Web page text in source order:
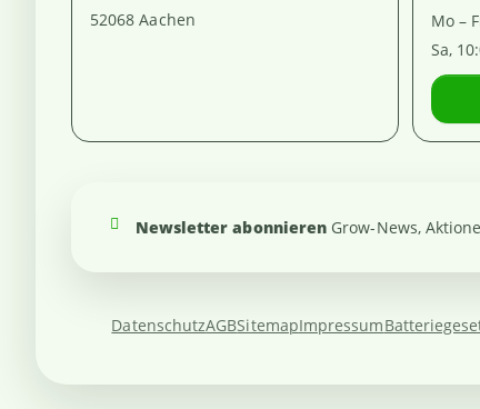
52068 Aachen
Mo –
Sa,
Newsletter abonnieren Grow-News,
DatenschutzAGBSitemapImpressum